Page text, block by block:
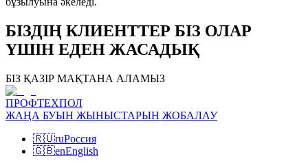
БІЗДІҢ КЛИЕНТТЕР БІЗ ОЛАР
ҮШІН ЕДЕН ЖАСАДЫҚ
БІЗ ҚАЗІР МАҚТАНА АЛАМЫЗ
ПРОФТЕХПОЛ
ЖАҢА БУЫН ЖЫНЫСТАРЫН ЖОБАЛАУ
🇷🇺ruРоссия
🇬🇧enEnglish